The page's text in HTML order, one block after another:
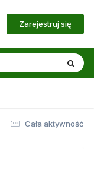
Zarejestruj się
Cała aktywność